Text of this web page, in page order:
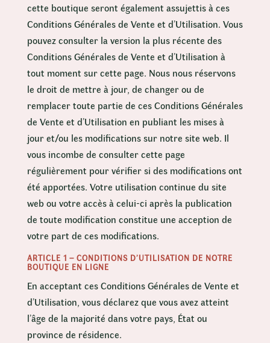
cette boutique seront également assujettis à ces
Conditions Générales de Vente et d’Utilisation. Vous
pouvez consulter la version la plus récente des
Conditions Générales de Vente et d’Utilisation à
tout moment sur cette page. Nous nous réservons
le droit de mettre à jour, de changer ou de
remplacer toute partie de ces Conditions Générales
de Vente et d’Utilisation en publiant les mises à
jour et/ou les modifications sur notre site web. Il
vous incombe de consulter cette page
régulièrement pour vérifier si des modifications ont
été apportées. Votre utilisation continue du site
web ou votre accès à celui-ci après la publication
de toute modification constitue une acception de
votre part de ces modifications.
ARTICLE 1 – CONDITIONS D’UTILISATION DE NOTRE
BOUTIQUE EN LIGNE
En acceptant ces Conditions Générales de Vente et
d’Utilisation, vous déclarez que vous avez atteint
l’âge de la majorité dans votre pays, État ou
province de résidence.